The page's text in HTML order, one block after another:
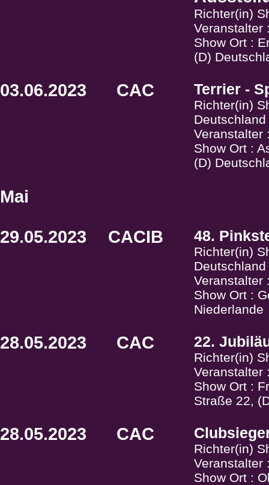
Richter(in)
Veranstalter
Show Ort :
(D)
03.06.2023 CAC Terrier -
Richter(in)
Deutschland
Veranstalter
Show Ort :
(D)
Mai
29.05.2023 CACIB 48.
Richter(in)
Deutschland
Veranstalter
Show Ort :
Niederlande
28.05.2023 CAC 22.
Richter(in)
Veranstalter
Show Ort :
Straße 22,
28.05.2023 CAC
Richter(in)
Veranstalter
Show Ort :